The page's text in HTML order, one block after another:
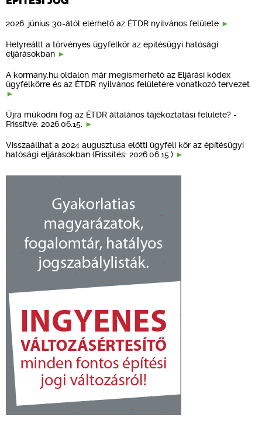
2026. június 30-ától elérhető az ÉTDR nyilvános felülete
Helyreállt a törvényes ügyfélkör az építésügyi hatósági
eljárásokban
A kormany.hu oldalon már megismerhető az Eljárási kódex
ügyfélkörre és az ÉTDR nyilvános felületére vonatkozó tervezet
Újra működni fog az ÉTDR általános tájékoztatási felülete? -
Frissítve: 2026.06.15.
Visszaállhat a 2024 augusztusa előtti ügyféli kör az építésügyi
hatósági eljárásokban (Frissítés: 2026.06.15.)